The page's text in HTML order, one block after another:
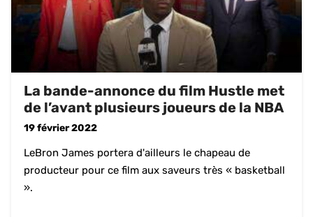
La bande-annonce du film Hustle met
de l’avant plusieurs joueurs de la NBA
19 février 2022
LeBron James portera d'ailleurs le chapeau de
producteur pour ce film aux saveurs très « basketball
».